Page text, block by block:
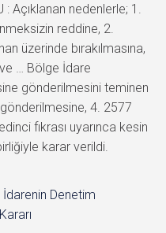
: Açıklanan nedenlerle; 1.
reddine, 2.
üzerinde bırakılmasına,
… Bölge İdare
gönderilmesini teminen
4. 2577
fıkrası uyarınca kesin
karar verildi.
Denetim